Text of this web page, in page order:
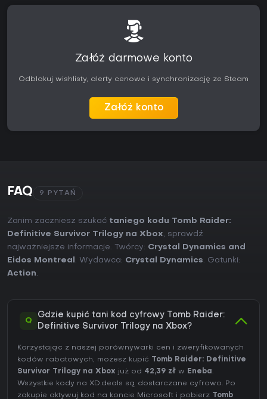
Załóż darmowe konto
Odblokuj wishlisty, alerty cenowe i synchronizację ze Steam
Załóż konto
FAQ 9 PYTAŃ
Zanim zaczniesz szukać taniego kodu Tomb Raider:
Definitive Survivor Trilogy na Xbox, sprawdź
najważniejsze informacje. Twórcy: Crystal Dynamics and
Eidos Montreal . Wydawca: Crystal Dynamics. Gatunki:
Action.
Q
Gdzie kupić tani kod cyfrowy Tomb Raider:
Definitive Survivor Trilogy na Xbox?
Korzystając z naszej porównywarki cen i zweryfikowanych
kodów rabatowych, możesz kupić
Tomb Raider: Definitive
Survivor Trilogy na Xbox już od 42,39 zł w Eneba .
Wszystkie kody na XD.deals są dostarczane cyfrowo. Po
zakupie aktywuj kod na koncie Microsoft i pobierz
Tomb